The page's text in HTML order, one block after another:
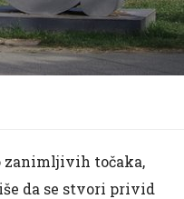
zanimljivih točaka,
da se stvori privid